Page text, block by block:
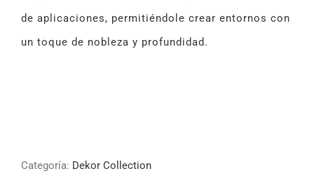
de aplicaciones, permitiéndole crear entornos con
un toque de nobleza y profundidad.
Categoría: Dekor Collection